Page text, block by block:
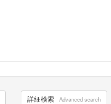
詳細検索 Advanced search